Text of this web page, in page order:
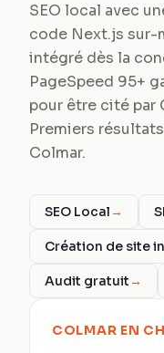
SEO local avec
code Next.js sur-
intégré dès la
PageSpeed 95+
pour être cité par
Premiers
Colmar.
SEO Local→
Création de site
Audit gratuit→
COLMAR EN